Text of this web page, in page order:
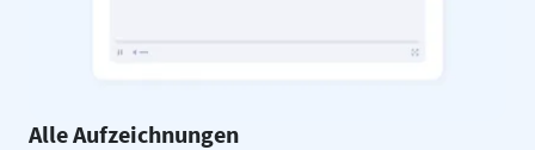
Alle Aufzeichnungen